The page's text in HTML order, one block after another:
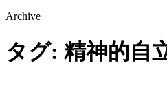
く
Archive
タグ: 精神的自